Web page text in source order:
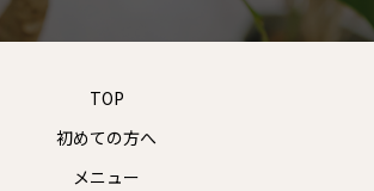
TOP
初めての方へ
メニュー